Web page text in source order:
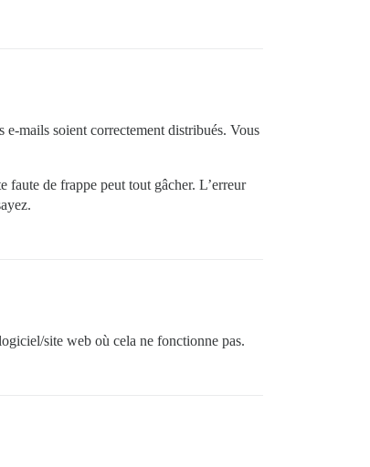
mails soient correctement distribués. Vous
faute de frappe peut tout gâcher. L’erreur
site web où cela ne fonctionne pas.